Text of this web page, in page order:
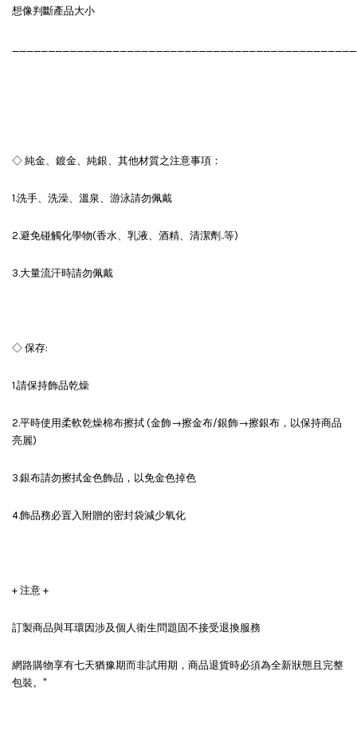
想像判斷產品大小
◇ 純金、鍍金、純銀、其他材質之注意事項：
1.洗手、洗澡、溫泉、游泳請勿佩戴
2.避免碰觸化學物(香水、乳液、酒精、清潔劑..等)
3.大量流汗時請勿佩戴
◇ 保存:
1.請保持飾品乾燥
2.平時使用柔軟乾燥棉布擦拭 (金飾→擦金布/銀飾→擦銀布，以保持商品
亮麗)
3.銀布請勿擦拭金色飾品，以免金色掉色
4.飾品務必置入附贈的密封袋減少氧化
+ 注意 +
訂製商品與耳環因涉及個人衛生問題固不接受退換服務
網路購物享有七天猶豫期而非試用期，商品退貨時必須為全新狀態且完整
包裝。"